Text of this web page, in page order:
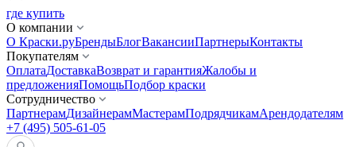
где купить
О компании
О Краски.руБрендыБлогВакансииПартнерыКонтакты
Покупателям
ОплатаДоставкаВозврат и гарантияЖалобы и
предложенияПомощьПодбор краски
Сотрудничество
ПартнерамДизайнерамМастерамПодрядчикамАрендодателям
+7 (495) 505-61-05